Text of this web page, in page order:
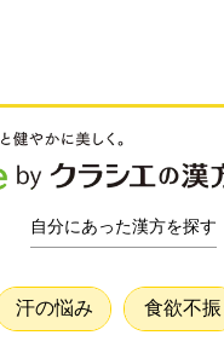
自分にあった漢方を探す
汗の悩み 食欲不振